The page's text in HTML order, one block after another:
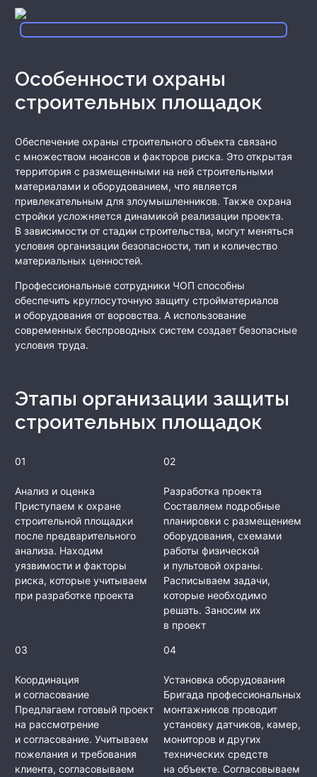
Особенности охраны
строительных площадок
Обеспечение охраны строительного объекта связано
с множеством нюансов и факторов риска. Это открытая
территория с размещенными на ней строительными
материалами и оборудованием, что является
привлекательным для злоумышленников. Также охрана
стройки усложняется динамикой реализации проекта.
В зависимости от стадии строительства, могут меняться
условия организации безопасности, тип и количество
материальных ценностей.
Профессиональные сотрудники ЧОП способны
обеспечить круглосуточную защиту стройматериалов
и оборудования от воровства. А использование
современных беспроводных систем создает безопасные
условия труда.
Этапы организации защиты
строительных площадок
01
Анализ и оценка
Приступаем к охране
строительной площадки
после предварительного
анализа. Находим
уязвимости и факторы
риска, которые учитываем
при разработке проекта
02
Разработка проекта
Составляем подробные
планировки с размещением
оборудования, схемами
работы физической
и пультовой охраны.
Расписываем задачи,
которые необходимо
решать. Заносим их
в проект
03
Координация
и согласование
Предлагаем готовый проект
на рассмотрение
и согласование. Учитываем
пожелания и требования
клиента, согласовываем
04
Установка оборудования
Бригада профессиональных
монтажников проводит
установку датчиков, камер,
мониторов и других
технических средств
на объекте. Согласовываем